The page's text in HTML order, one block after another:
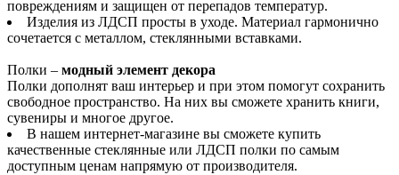
повреждениям и защищен от перепадов температур.
Изделия из ЛДСП просты в уходе. Материал гармонично
сочетается с металлом, стеклянными вставками.
Полки – модный элемент декора
Полки дополнят ваш интерьер и при этом помогут сохранить
свободное пространство. На них вы сможете хранить книги,
сувениры и многое другое.
В нашем интернет-магазине вы сможете купить
качественные стеклянные или ЛДСП полки по самым
доступным ценам напрямую от производителя.